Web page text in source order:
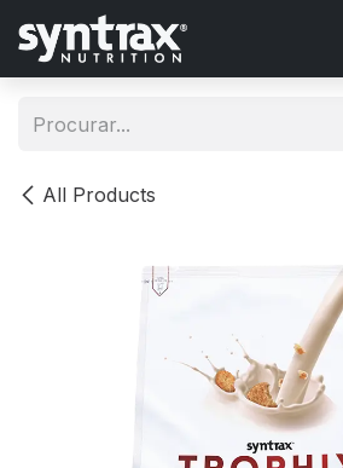
Skip to Content
All Products